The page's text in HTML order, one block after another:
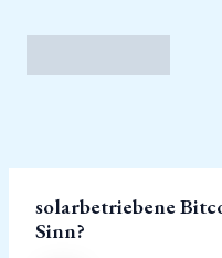
Inhalt
solarbetriebene
Sinn?